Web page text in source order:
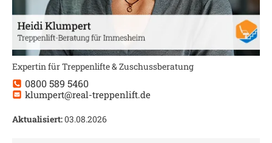
Expertin für Treppenlifte & Zuschussberatung
0800 589 5460
klumpert@real-treppenlift.de
Aktualisiert:03.08.2026